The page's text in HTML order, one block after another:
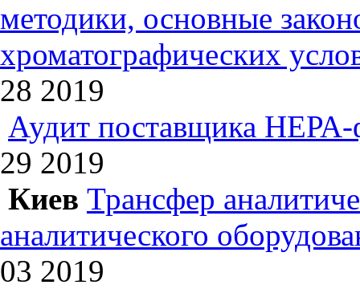
методики, основные
хроматографических
28 2019
Аудит поставщика НЕРА-
29 2019
Киев Трансфер
аналитического
03 2019